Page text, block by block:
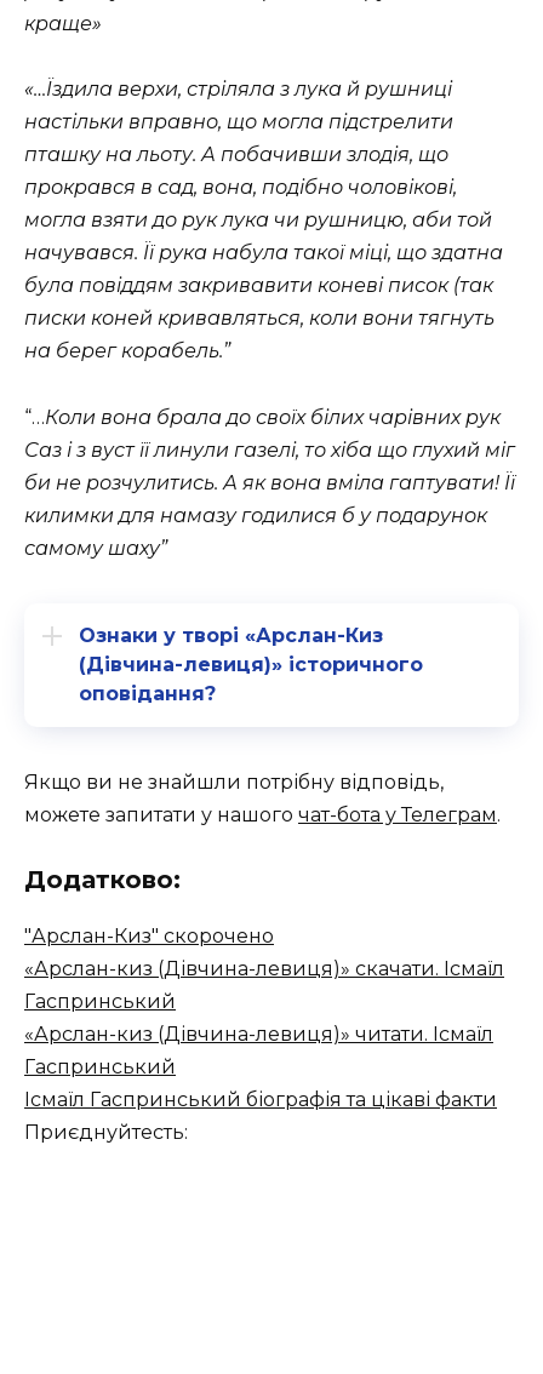
краще»
«…Їздила верхи, стріляла з лука й рушниці
настільки вправно, що могла підстрелити
пташку на льоту. А побачивши злодія, що
прокрався в сад, вона, подібно чоловікові,
могла взяти до рук лука чи рушницю, аби той
начувався. Її рука набула такої міці, що здатна
була повіддям закривавити коневі писок (так
писки коней кривавляться, коли вони тягнуть
на берег корабель.”
“…Коли вона брала до своїх білих чарівних рук
Саз і з вуст її линули газелі, то хіба що глухий міг
би не розчулитись. А як вона вміла гаптувати! Її
килимки для намазу годилися б у подарунок
самому шаху”
Ознаки у творі «Арслан-Киз
(Дівчина-левиця)» історичного
оповідання?
Якщо ви не знайшли потрібну відповідь,
можете запитати у нашого чат-бота у Телеграм.
Додатково:
"Арслан-Киз" скорочено
«Арслан-киз (Дівчина-левиця)» скачати. Ісмаїл
Гаспринський
«Арслан-киз (Дівчина-левиця)» читати. Ісмаїл
Гаспринський
Ісмаїл Гаспринський біографія та цікаві факти
Приєднуйтесть: